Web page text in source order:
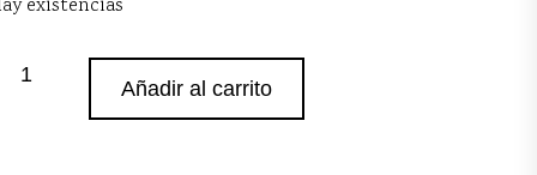
existencias
Añadir al carrito